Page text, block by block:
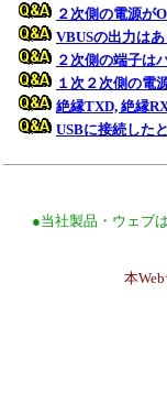
２次側の電源が
VBUSの出力は
２次側の端子は
１次２次側の電
絶縁TXD, 絶縁
USBに接続した
●当社製品・ウェブ
本